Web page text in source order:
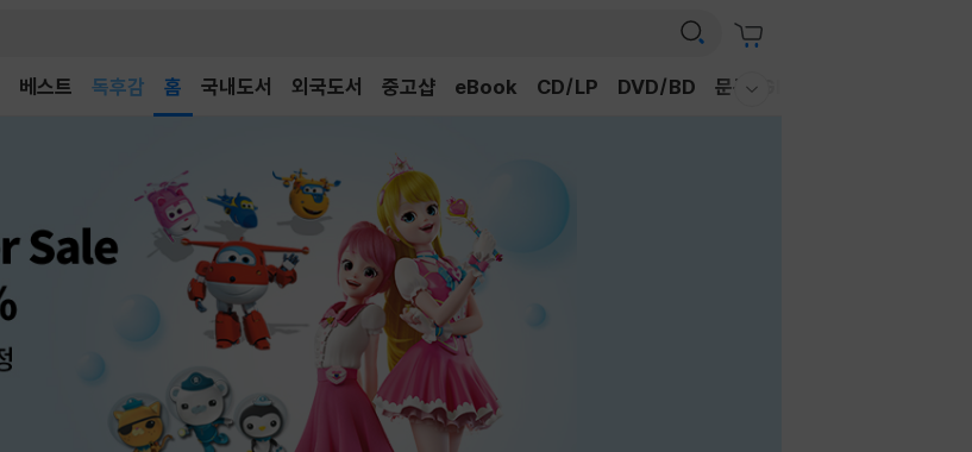
베스트
어린이
홈 국내도서 외국도서 중고샵 eBook CD/LP DVD/BD 문구/GIFT